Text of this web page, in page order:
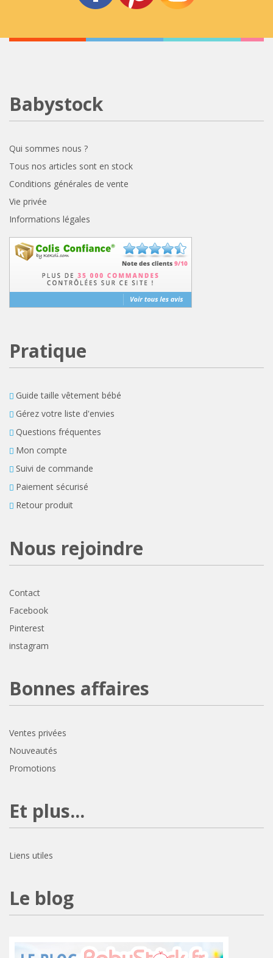
Babystock
Qui sommes nous ?
Tous nos articles sont en stock
Conditions générales de vente
Vie privée
Informations légales
Pratique
Guide taille vêtement bébé
Gérez votre liste d'envies
Questions fréquentes
Mon compte
Suivi de commande
Paiement sécurisé
Retour produit
Nous rejoindre
Contact
Facebook
Pinterest
instagram
Bonnes affaires
Ventes privées
Nouveautés
Promotions
Et plus...
Liens utiles
Le blog